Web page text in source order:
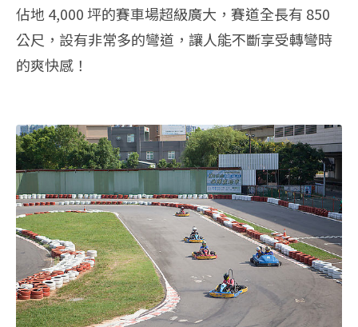
佔地 4,000 坪的賽車場超級廣大，賽道全長有 850
公尺，設有非常多的彎道，讓人能不斷享受轉彎時
的爽快感！